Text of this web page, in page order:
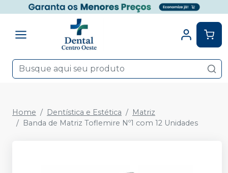
Home Dentística e Estética
Matriz
Banda de Matriz Toflemire Nº1 com 12 Unidades